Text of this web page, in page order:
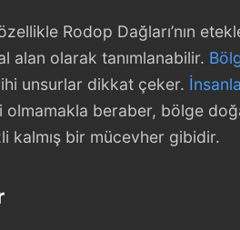
Rodop Dağları’nın
alan olarak tanımlanabilir.
unsurlar dikkat çeker.
beraber, bölge
kalmış bir mücevher gibidir.